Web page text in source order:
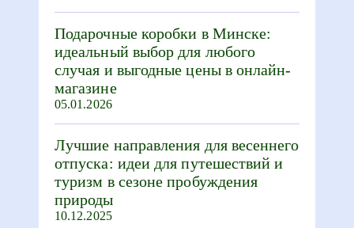
Подарочные коробки в Минске:
идеальный выбор для любого
случая и выгодные цены в онлайн-
магазине
05.01.2026
Лучшие направления для весеннего
отпуска: идеи для путешествий и
туризм в сезоне пробуждения
природы
10.12.2025